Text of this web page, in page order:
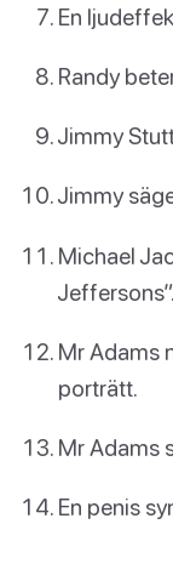
En
Randy
Jimmy
Jimmy
Michael
Mr Adams
porträtt.
Mr Adams
En penis